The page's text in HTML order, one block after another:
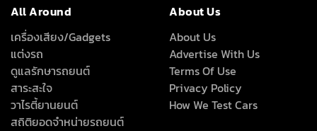
All Around
เครื่องเสียง/Gadgets
แต่งรถ
ดูแลรักษารถยนต์
สาระสะใจ
วาไรตี้ยานยนต์
สถิติยอดจำหน่ายรถยนต์
About Us
About Us
Advertise With Us
Terms Of Use
Privacy Policy
How We Test Cars